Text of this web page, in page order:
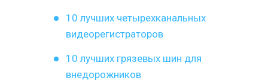
10 лучших четырехканальных
видеорегистраторов
10 лучших грязевых шин для
внедорожников